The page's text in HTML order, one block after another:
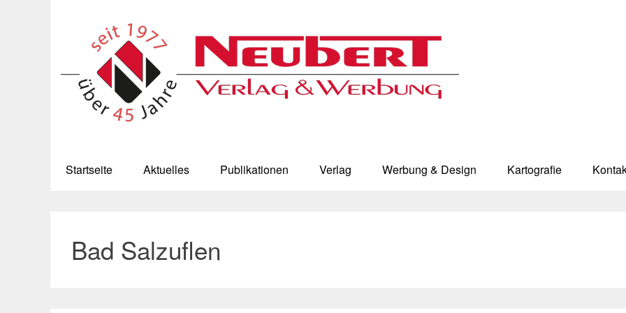
Startseite Aktuelles Publikationen Verlag Werbung & Design Kartografie
Bad Salzuflen